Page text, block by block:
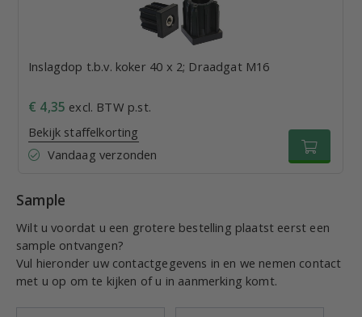
Inslagdop t.b.v. koker 40 x 2; Draadgat M16
€ 4,35 excl. BTW p.st.
Bekijk staffelkorting
Vandaag verzonden
Sample
Wilt u voordat u een grotere bestelling plaatst eerst een
sample ontvangen?
Vul hieronder uw contactgegevens in en we nemen contact
met u op om te kijken of u in aanmerking komt.